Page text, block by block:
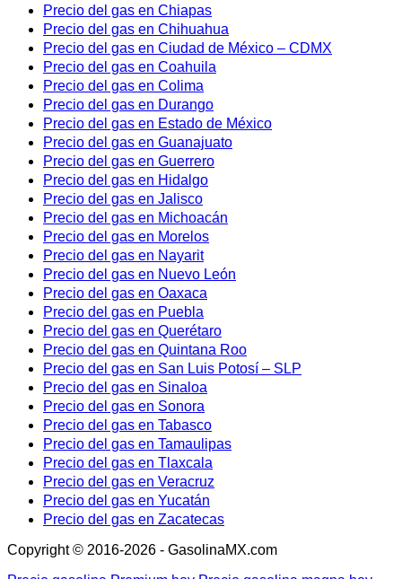
Precio del gas en Chiapas
Precio del gas en Chihuahua
Precio del gas en Ciudad de México – CDMX
Precio del gas en Coahuila
Precio del gas en Colima
Precio del gas en Durango
Precio del gas en Estado de México
Precio del gas en Guanajuato
Precio del gas en Guerrero
Precio del gas en Hidalgo
Precio del gas en Jalisco
Precio del gas en Michoacán
Precio del gas en Morelos
Precio del gas en Nayarit
Precio del gas en Nuevo León
Precio del gas en Oaxaca
Precio del gas en Puebla
Precio del gas en Querétaro
Precio del gas en Quintana Roo
Precio del gas en San Luis Potosí – SLP
Precio del gas en Sinaloa
Precio del gas en Sonora
Precio del gas en Tabasco
Precio del gas en Tamaulipas
Precio del gas en Tlaxcala
Precio del gas en Veracruz
Precio del gas en Yucatán
Precio del gas en Zacatecas
Copyright © 2016-2026 - GasolinaMX.com